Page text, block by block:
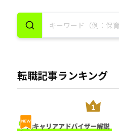
転職記事ランキング